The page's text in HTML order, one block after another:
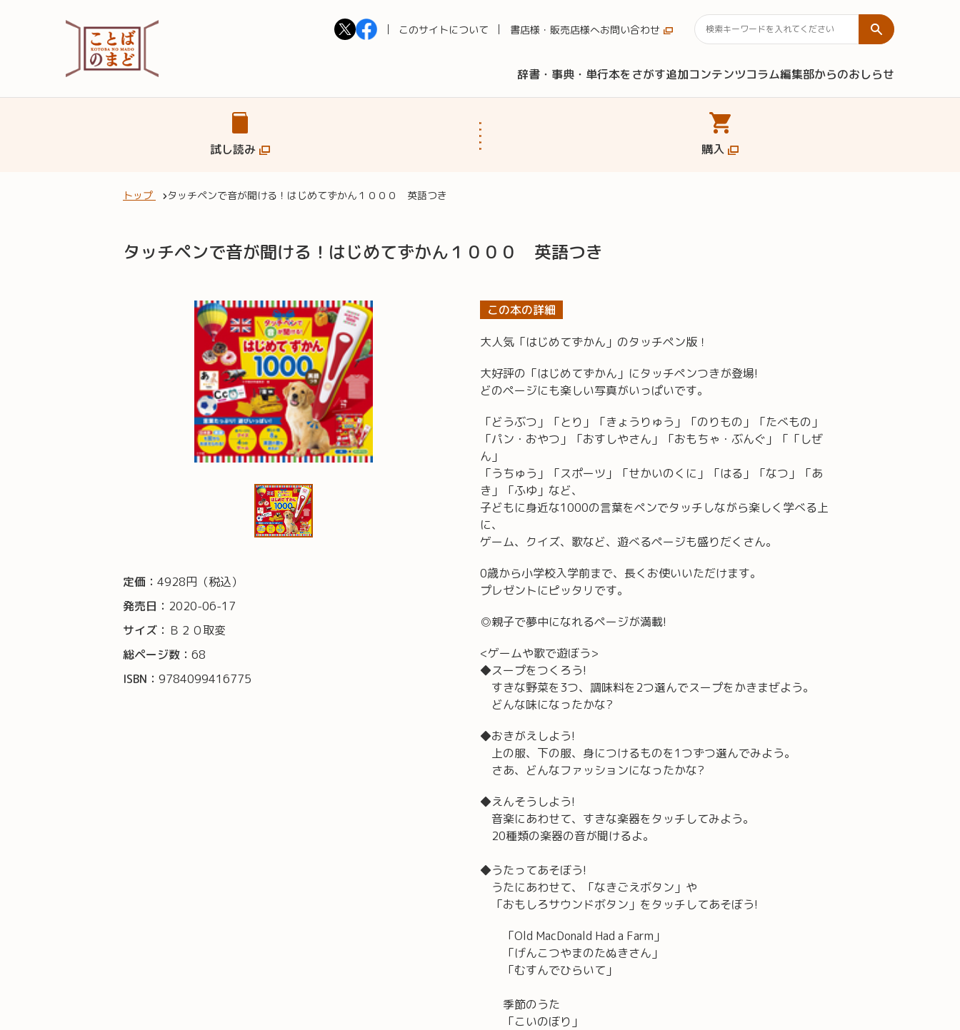
このサイトについて 書店様・販売店様へお問い合わせ
辞書・事典・単行本をさがす追加コンテンツコラム編集部からのおしらせ
試し読み 購入
トップ タッチペンで音が聞ける！はじめてずかん１０００ 英語つき
タッチペンで音が聞ける！はじめてずかん１０００ 英語つき
定価： 4928円（税込）
発売日： 2020-06-17
サイズ： Ｂ２０取変
総ページ数： 68
ISBN： 9784099416775
この本の詳細
大人気「はじめてずかん」のタッチペン版！
大好評の「はじめてずかん」にタッチペンつきが登場!
どのページにも楽しい写真がいっぱいです。
「どうぶつ」「とり」「きょうりゅう」「のりもの」「たべもの」
「パン・おやつ」「おすしやさん」「おもちゃ・ぶんぐ」「「しぜ
ん」
「うちゅう」「スポーツ」「せかいのくに」「はる」「なつ」「あ
き」「ふゆ」など、
子どもに身近な1000の言葉をペンでタッチしながら楽しく学べる上
に、
ゲーム、クイズ、歌など、遊べるページも盛りだくさん。
0歳から小学校入学前まで、長くお使いいただけます。
プレゼントにピッタリです。
◎親子で夢中になれるページが満載!
<ゲームや歌で遊ぼう>
◆スープをつくろう!
すきな野菜を3つ、調味料を2つ選んでスープをかきまぜよう。
どんな味になったかな?
◆おきがえしよう!
上の服、下の服、身につけるものを1つずつ選んでみよう。
さあ、どんなファッションになったかな?
◆えんそうしよう!
音楽にあわせて、すきな楽器をタッチしてみよう。
20種類の楽器の音が聞けるよ。
◆うたってあそぼう!
うたにあわせて、「なきごえボタン」や
「おもしろサウンドボタン」をタッチしてあそぼう!
「Old MacDonald Had a Farm」
「げんこつやまのたぬきさん」
「むすんでひらいて」
季節のうた
「こいのぼり」